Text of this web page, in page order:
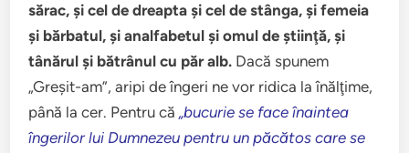
sărac, şi cel de dreapta şi cel de stânga, şi femeia
şi bărbatul, şi analfabetul şi omul de ştiinţă, şi
tânărul şi bătrânul cu păr alb. Dacă spunem
„Greşit-am”, aripi de îngeri ne vor ridica la înălţime,
până la cer. Pentru că„bucurie se face înaintea
îngerilor lui Dumnezeu pentru un păcătos care se